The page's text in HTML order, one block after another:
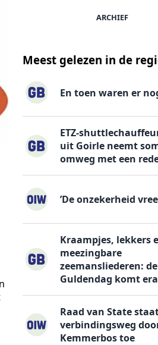
ARCHIEF
Meest gelezen in de
En toen waren er
ETZ-
uit Goirle neemt
omweg met een
’De onzekerheid
Kraampjes, lekkers
meezingbare
zeemansliederen: de
Guldendag komt
Raad van State
verbindingsweg
Kemmerbos toe